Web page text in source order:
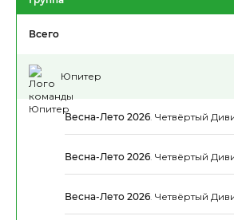
Всего
Юпитер
Весна-Лето 2026. Четвёртый
Весна-Лето 2026. Четвёртый
Весна-Лето 2026. Четвёртый